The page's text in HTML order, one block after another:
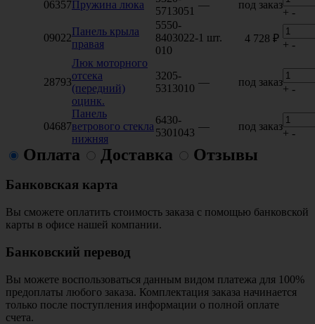
06357Пружина люка
5713051
— под заказ
+ -
09022
Панель крыла
правая
5550-
8403022-
010
1 шт. 4 728 ₽
+ -
28793
Люк моторного
отсека
(передний)
оцинк.
3205-
5313010
— под заказ
+ -
04687
Панель
ветрового стекла
нижняя
6430-
5301043
— под заказ
+ -
Оплата Доставка Отзывы
Банковская карта
Вы сможете оплатить стоимость заказа с помощью банковской
карты в офисе нашей компании.
Банковский перевод
Вы можете воспользоваться данным видом платежа для 100%
предоплаты любого заказа. Комплектация заказа начинается
только после поступления информации о полной оплате
счета.